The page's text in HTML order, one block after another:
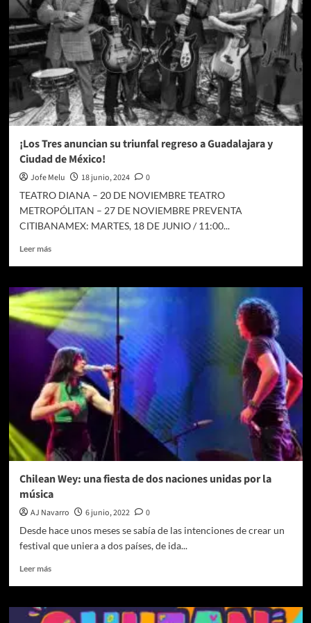
¡Los Tres anuncian su triunfal regreso a Guadalajara y
Ciudad de México!
Jofe Melu 18 junio, 2024
0
TEATRO DIANA – 20 DE NOVIEMBRE TEATRO
METROPÓLITAN – 27 DE NOVIEMBRE PREVENTA
CITIBANAMEX: MARTES, 18 DE JUNIO / 11:00...
Leer másLeer
¡Los
Tres
anuncian
su
triunfal
regreso
a
Guadalajara
y
Ciudad
de
México!
Chilean Wey: una fiesta de dos naciones unidas por la
música
AJ Navarro 6 junio, 2022
0
Desde hace unos meses se sabía de las intenciones de crear un
festival que uniera a dos países, de ida...
Leer másLeer
Chilean
Wey: